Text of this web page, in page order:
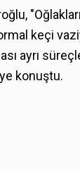
keçi
ayrı
konuştu.